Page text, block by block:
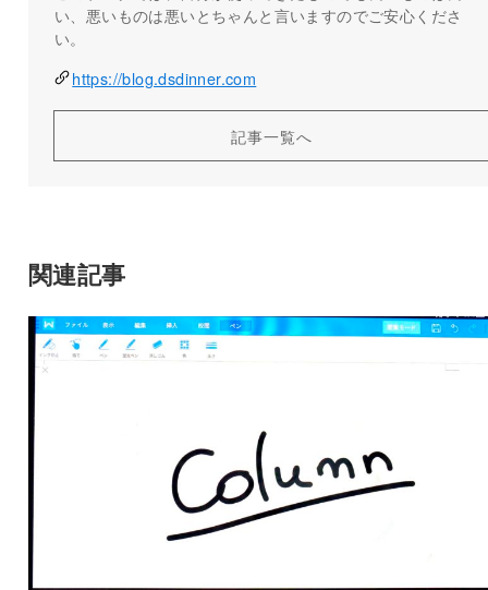
い、悪いものは悪いとちゃんと言いますのでご安心くださ
い。
https://blog.dsdinner.com
記事一覧へ
関連記事